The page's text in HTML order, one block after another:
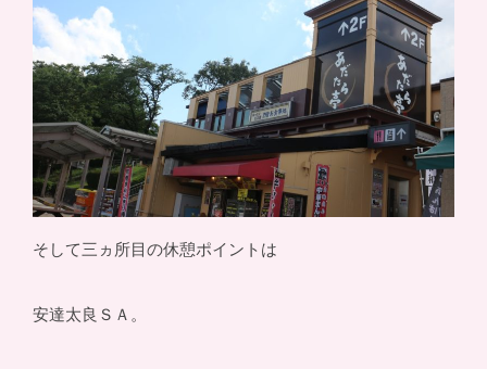
そして三ヵ所目の休憩ポイントは
安達太良ＳＡ。